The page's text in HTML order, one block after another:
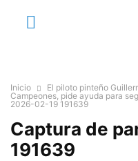
Inicio
El piloto pinteño
Campeones, pide ayuda para
2026-02-19 191639
Captura de
191639